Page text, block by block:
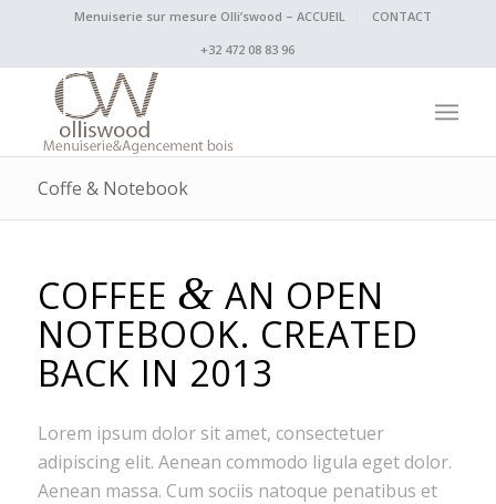
Menuiserie sur mesure Olli’swood – ACCUEIL
CONTACT
+32 472 08 83 96
Coffe & Notebook
COFFEE & AN OPEN
NOTEBOOK. CREATED
BACK IN 2013
Lorem ipsum dolor sit amet, consectetuer
adipiscing elit. Aenean commodo ligula eget dolor.
Aenean massa. Cum sociis natoque penatibus et